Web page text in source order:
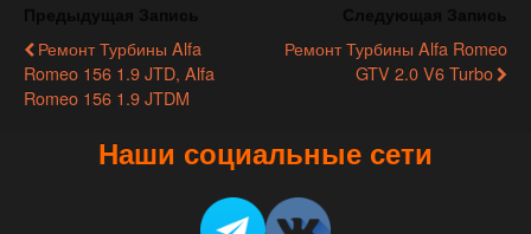
Ремонт Турбины Alfa
Romeo 156 1.9 JTD, Alfa
Romeo 156 1.9 JTDM
Ремонт Турбины Alfa Romeo
GTV 2.0 V6 Turbo
Наши социальные сети